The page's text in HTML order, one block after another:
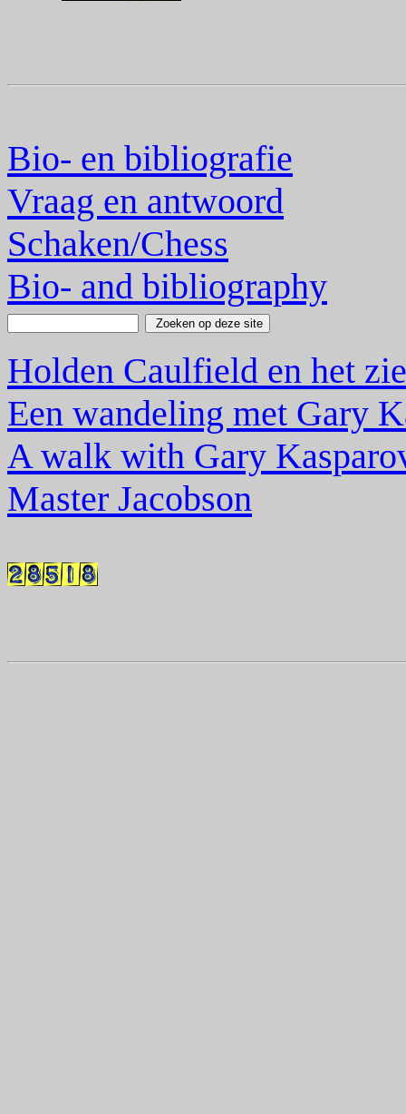
Bio- en bibliografie
Vraag en antwoord
Schaken/Chess
Bio- and bibliography
Holden Caulfield en het
Een wandeling met Gary
A walk with Gary
Master Jacobson